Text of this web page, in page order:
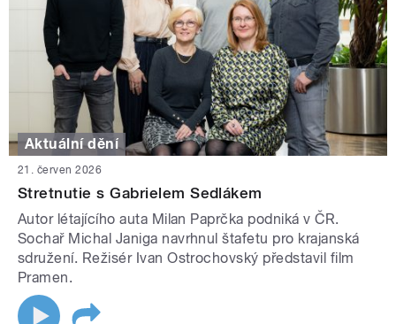
Aktuální dění
21. červen 2026
Stretnutie s Gabrielem Sedlákem
Autor létajícího auta Milan Paprčka podniká v ČR.
Sochař Michal Janiga navrhnul štafetu pro krajanská
sdružení. Režisér Ivan Ostrochovský představil film
Pramen.